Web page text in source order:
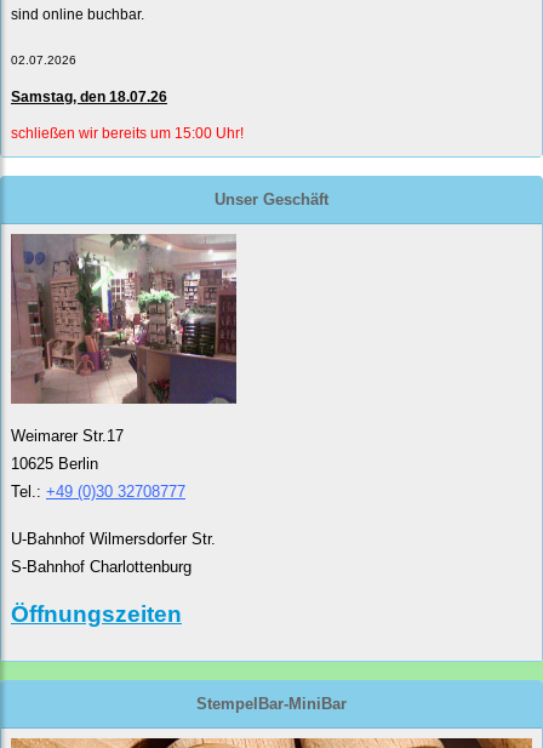
sind online buchbar.
02.07.2026
Samstag, den 18.07.26
schließen wir bereits um 15:00 Uhr!
Unser Geschäft
Weimarer Str.17
10625 Berlin
Tel.: +49 (0)30 32708777
U-Bahnhof Wilmersdorfer Str.
S-Bahnhof Charlottenburg
Öffnungszeiten
StempelBar-MiniBar